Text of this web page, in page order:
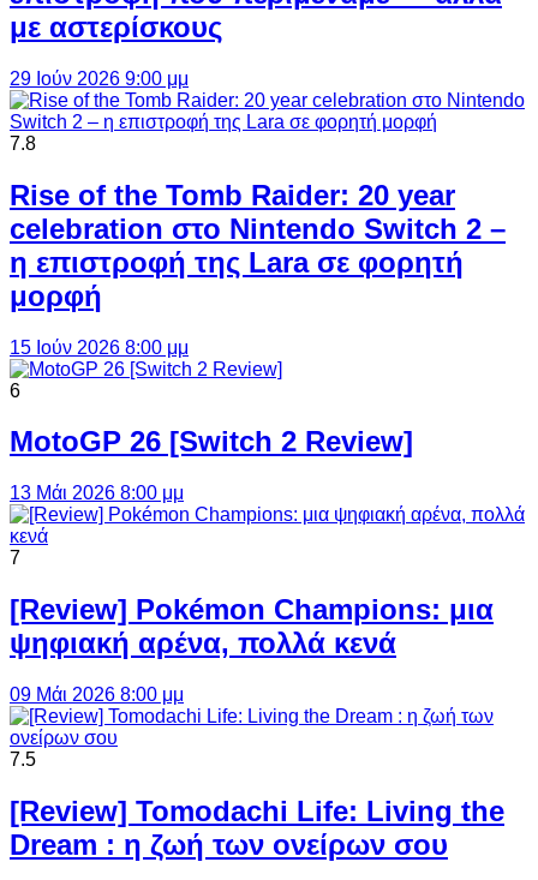
με αστερίσκους
29 Ιούν 2026 9:00 μμ
7.8
Rise of the Tomb Raider: 20 year
celebration στο Nintendo Switch 2 –
η επιστροφή της Lara σε φορητή
μορφή
15 Ιούν 2026 8:00 μμ
6
MotoGP 26 [Switch 2 Review]
13 Μάι 2026 8:00 μμ
7
[Review] Pokémon Champions: μια
ψηφιακή αρένα, πολλά κενά
09 Μάι 2026 8:00 μμ
7.5
[Review] Tomodachi Life: Living the
Dream : η ζωή των ονείρων σου